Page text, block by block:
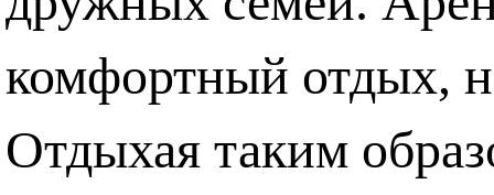
комфортный отдых,
Отдыхая таким